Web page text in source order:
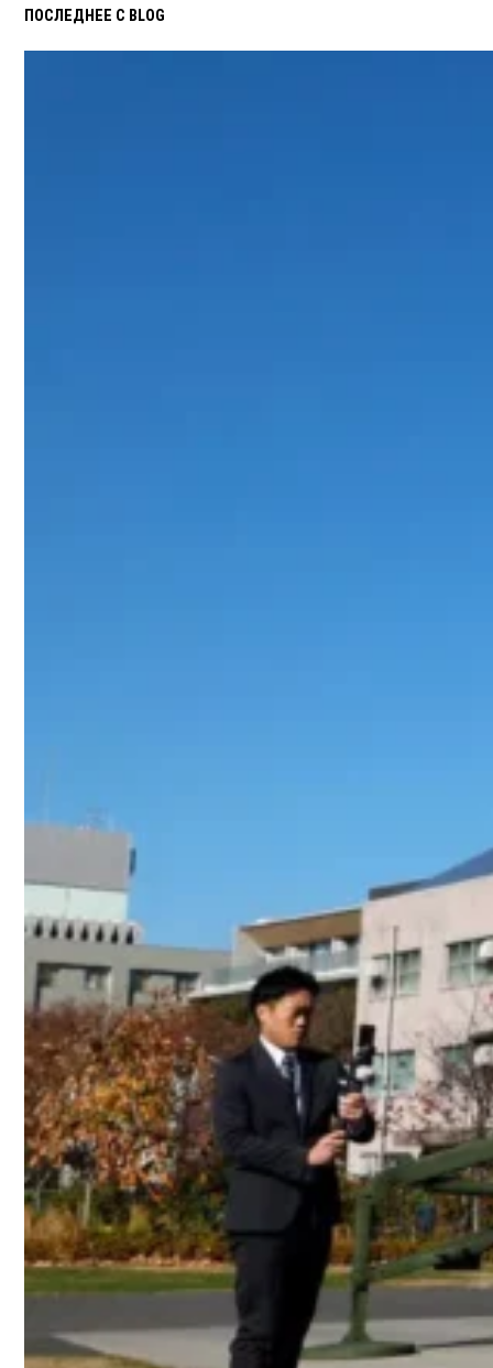
ПОСЛЕДНЕЕ С BLOG